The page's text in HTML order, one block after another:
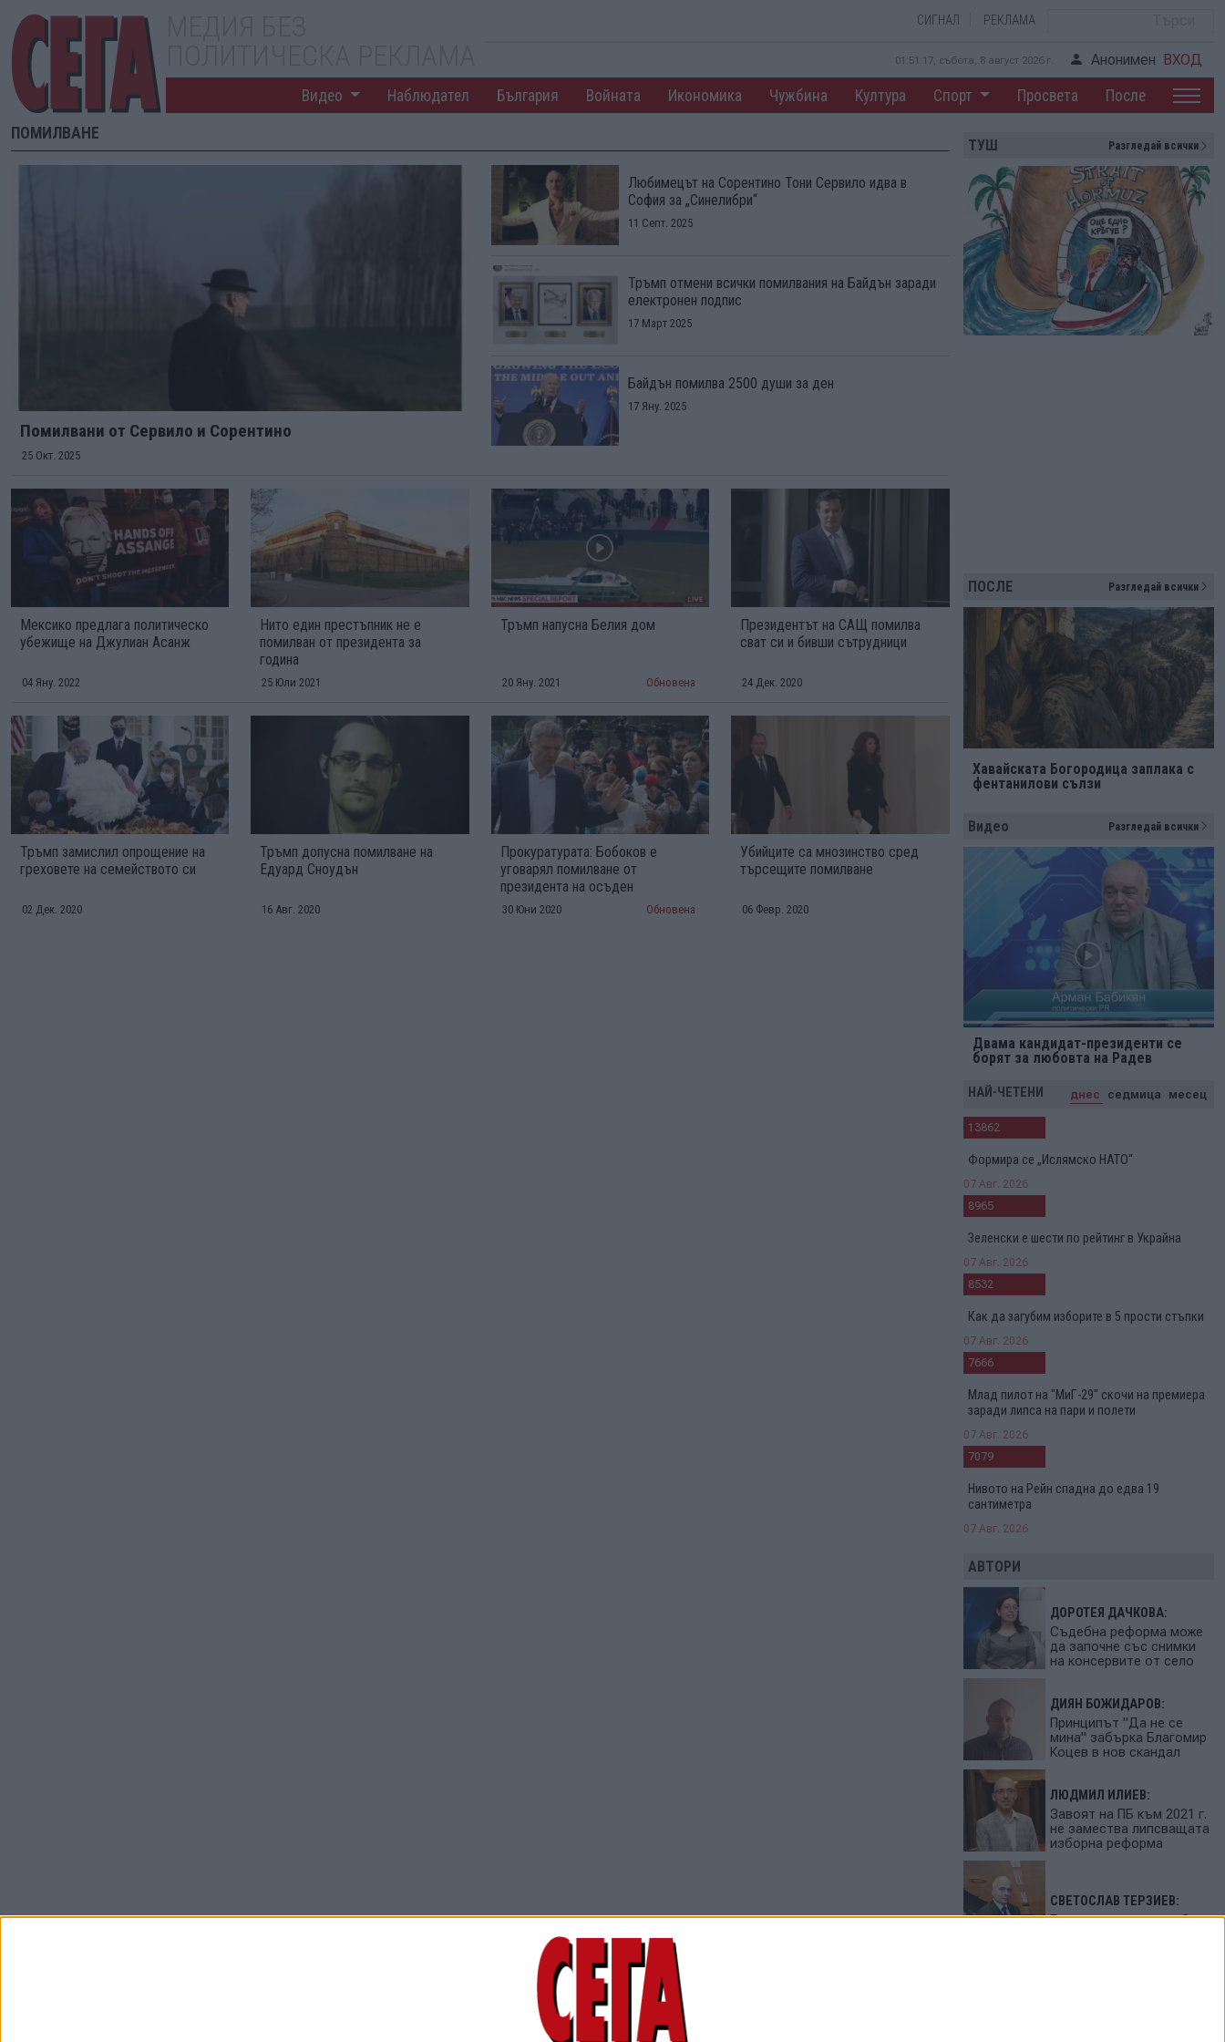
СИГНАЛ РЕКЛАМА
01:51:18, събота, 8 август 2026 г. Анонимен ВХОД
Видео Наблюдател България Войната Икономика Чужбина Култура Спорт Просвета После
ПОМИЛВАНЕ
Помилвани от Сервило и Сорентино
25 Окт. 2025
Любимецът на Сорентино Тони Сервило идва в
София за „Синелибри“
11 Септ. 2025
Тръмп отмени всички помилвания на Байдън заради
електронен подпис
17 Март 2025
Байдън помилва 2500 души за ден
17 Яну. 2025
Мексико предлага политическо
убежище на Джулиан Асанж
04 Яну. 2022
Нито един престъпник не е
помилван от президента за
година
25 Юли 2021
Тръмп напусна Белия дом
20 Яну. 2021 Обновена
Президентът на САЩ помилва
сват си и бивши сътрудници
24 Дек. 2020
Тръмп замислил опрощение на
греховете на семейството си
02 Дек. 2020
Тръмп допусна помилване на
Едуард Сноудън
16 Авг. 2020
Прокуратурата: Бобоков е
уговарял помилване от
президента на осъден
30 Юни 2020 Обновена
Убийците са мнозинство сред
търсещите помилване
06 Февр. 2020
ТУШ Разгледай всички
ПОСЛЕ Разгледай всички
Хавайската Богородица заплака с
фентанилови сълзи
Видео Разгледай всички
Двама кандидат-президенти се
борят за любовта на Радев
НАЙ-ЧЕТЕНИ днес седмица месец
13862
Формира се „Ислямско НАТО“
07 Авг. 2026
8965
Зеленски е шести по рейтинг в Украйна
07 Авг. 2026
8532
Как да загубим изборите в 5 прости стъпки
07 Авг. 2026
7666
Млад пилот на "МиГ-29" скочи на премиера
заради липса на пари и полети
07 Авг. 2026
7079
Нивото на Рейн спадна до едва 19
сантиметра
07 Авг. 2026
АВТОРИ
ДОРОТЕЯ ДАЧКОВА:
Съдебна реформа може
да започне със снимки
на консервите от село
ДИЯН БОЖИДАРОВ:
Принципът "Да не се
мина" забърка Благомир
Коцев в нов скандал
ЛЮДМИЛ ИЛИЕВ:
Завоят на ПБ към 2021 г.
не замества липсващата
изборна реформа
СВЕТОСЛАВ ТЕРЗИЕВ:
България сама си избра